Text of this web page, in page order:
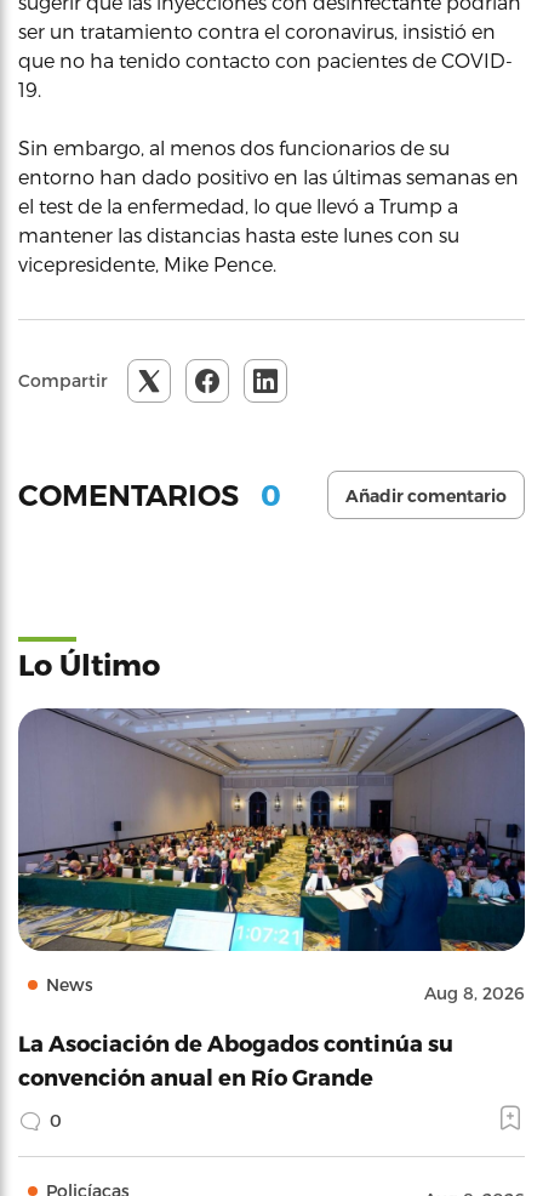
ser un tratamiento contra el coronavirus, insistió en
que no ha tenido contacto con pacientes de COVID-
19.
Sin embargo, al menos dos funcionarios de su
entorno han dado positivo en las últimas semanas en
el test de la enfermedad, lo que llevó a Trump a
mantener las distancias hasta este lunes con su
vicepresidente, Mike Pence.
Compartir
COMENTARIOS 0 Añadir comentario
Lo Último
News Aug 8, 2026
La Asociación de Abogados continúa su
convención anual en Río Grande
0
Policíacas